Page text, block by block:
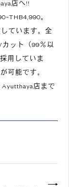
店へ!!
。
ています。全
ット（99％以
用していま
可能です。
店まで